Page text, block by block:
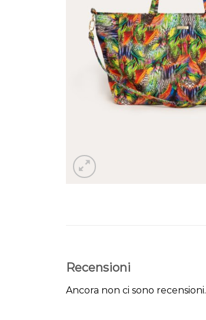
Recensioni
Ancora non ci sono recensioni.